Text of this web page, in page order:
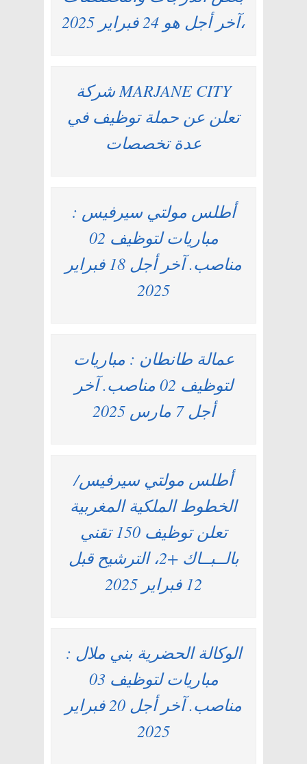
،آخر أجل هو 24 فبراير 2025
شركة MARJANE CITY
تعلن عن حملة توظيف في
عدة تخصصات
أطلس مولتي سيرفيس :
مباريات لتوظيف 02
مناصب. آخر أجل 18 فبراير
2025
عمالة طانطان : مباريات
لتوظيف 02 مناصب. آخر
أجل 7 مارس 2025
أطلس مولتي سيرفيس/
الخطوط الملكية المغربية
تعلن توظيف 150 تقني
بالــبــاك +2، الترشيح قبل
12 فبراير 2025
الوكالة الحضرية بني ملال :
مباريات لتوظيف 03
مناصب. آخر أجل 20 فبراير
2025